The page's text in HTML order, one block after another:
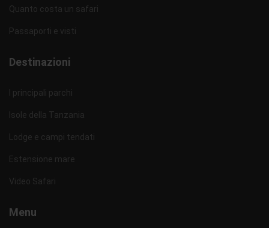
Quanto costa un safari
Passaporti e visti
Destinazioni
I principali parchi
Isole della Tanzania
Lodge e campi tendati
Estensione mare
Video Safari
Menu